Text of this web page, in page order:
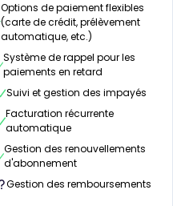
Options de paiement flexibles
(carte de crédit, prélèvement
automatique, etc.)
Système de rappel pour les
paiements en retard
Suivi et gestion des impayés
Facturation récurrente
automatique
Gestion des renouvellements
d'abonnement
Gestion des remboursements